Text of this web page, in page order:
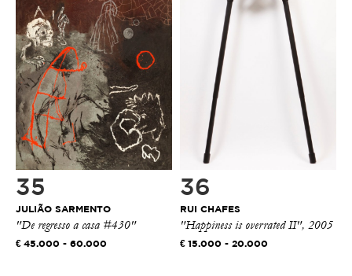
35
JULIÃO SARMENTO
"De regresso a casa #430"
45.000 - 60.000
36
RUI CHAFES
"Happiness is overrated II", 2005
15.000 - 20.000